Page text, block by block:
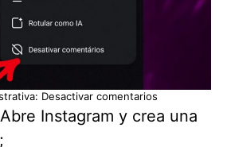
Desactivar comentarios
Instagram y crea una